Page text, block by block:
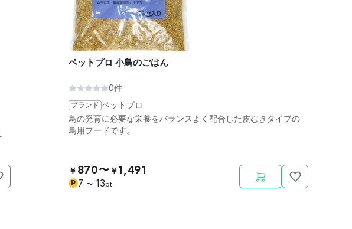
ペットプロ 小鳥のごはん
0件
ブランド ペットプロ
鳥の発育に必要な栄養をバランスよく配合した皮むきタイプの
鳥用フードです。
￥ 870〜 ￥1,491
P 7 〜 13pt